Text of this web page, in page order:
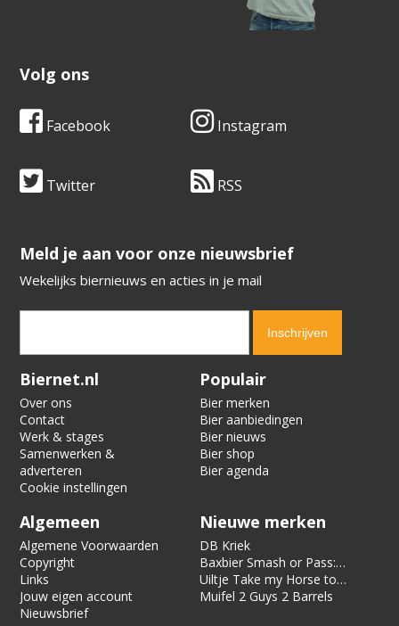
Volg ons
Facebook Instagram
Twitter RSS
​​​​​​​Meld je aan voor onze nieuwsbrief
Wekelijks biernieuws en acties in je mail
Verification code:
Biernet.nl
Over ons
Contact
Werk & stages
Samenwerken &
adverteren
Cookie instellingen
Populair
Bier merken
Bier aanbiedingen
Bier nieuws
Bier shop
Bier agenda
Algemeen
Algemene Voorwaarden
Copyright
Links
Jouw eigen account
Nieuwsbrief
Nieuwe merken
DB Kriek
Baxbier Smash or Pass:
Strata
Uiltje Take my Horse to
the Hotel Room
Muifel 2 Guys 2 Barrels